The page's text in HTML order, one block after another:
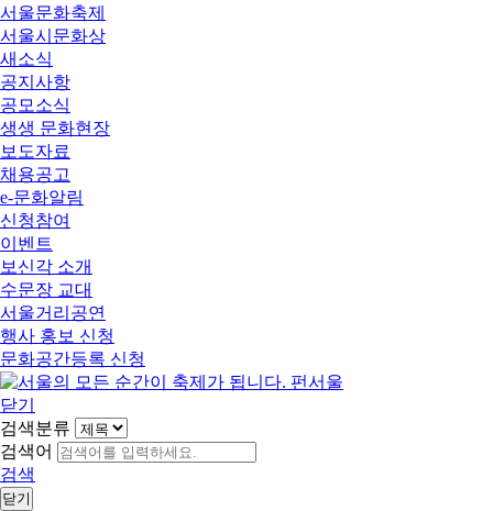
서울문화축제
서울시문화상
새소식
공지사항
공모소식
생생 문화현장
보도자료
채용공고
e-문화알림
신청참여
이벤트
보신각 소개
수문장 교대
서울거리공연
행사 홍보 신청
문화공간등록 신청
닫기
검색분류
검색어
검색
닫기